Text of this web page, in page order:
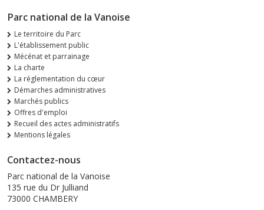
Parc national de la Vanoise
Le territoire du Parc
L'établissement public
Mécénat et parrainage
La charte
La réglementation du cœur
Démarches administratives
Marchés publics
Offres d'emploi
Recueil des actes administratifs
Mentions légales
Contactez-nous
Parc national de la Vanoise
135 rue du Dr Julliand
73000 CHAMBERY